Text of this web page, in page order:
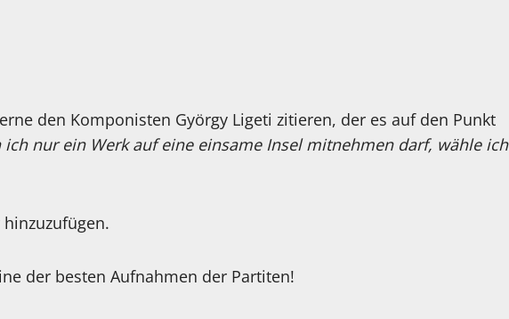
den Komponisten György Ligeti zitieren, der es auf den Punkt
ich nur ein Werk auf eine einsame Insel mitnehmen darf, wähle ich
der besten Aufnahmen der Partiten!